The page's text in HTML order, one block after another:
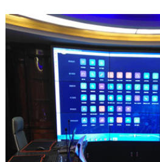
公司新闻| 2026-05-21
军队资产管理变革：从“
公司新闻| 2026-02-07
捷报！富晋天维连续中